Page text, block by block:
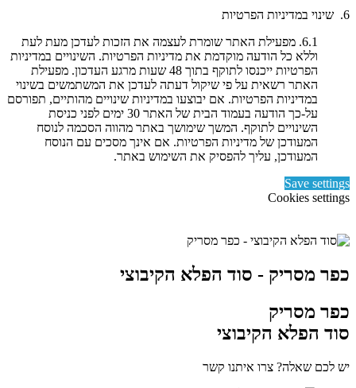
6. שינוי במדיניות הפרטיות
6.1. מפעילת האתר שומרת לעצמה את הזכות לעדכן מעת לעת
וללא כל הודעה מוקדמת את מדיניות הפרטיות. השינויים במדיניות
הפרטיות ייכנסו לתוקף בתוך 48 שעות מרגע העדכון. מפעילת
האתר רשאית על פי שיקול דעתה לעדכן את המשתמשים בשינוי
במדיניות הפרטיות. אם יבוצעו במדיניות שינויים מהותיים, תפורסם
על-כך הודעה בעמוד הבית של האתר 30 ימים לפני כניסת
השינויים לתוקף. המשך שימושך באתר מהווה הסכמה לנוסח
המעודכן של מדיניות הפרטיות. אם אינך מסכים עם הנוסח
המעודכן, עליך להפסיק את השימוש באתר.
Save settings
Cookies settings
כפר מסריק - סוד הפלא הקיבוצי
כפר מסריק
סוד הפלא הקיבוצי
יש לכם שאלה? צרו איתנו קשר